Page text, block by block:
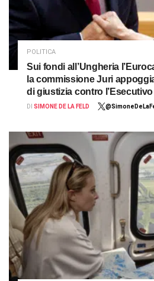
POLITICA
Sui fondi all’Ungheria
la commissione Juri
di giustizia contro l’Esecutivo
DI SIMONE DE LA FELD